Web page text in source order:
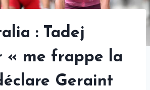
: Tadej
« me frappe la
Geraint